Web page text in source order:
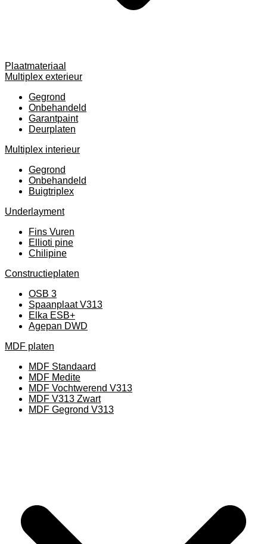
Plaatmateriaal
Multiplex exterieur
Gegrond
Onbehandeld
Garantpaint
Deurplaten
Multiplex interieur
Gegrond
Onbehandeld
Buigtriplex
Underlayment
Fins Vuren
Ellioti pine
Chilipine
Constructieplaten
OSB 3
Spaanplaat V313
Elka ESB+
Agepan DWD
MDF platen
MDF Standaard
MDF Medite
MDF Vochtwerend V313
MDF V313 Zwart
MDF Gegrond V313